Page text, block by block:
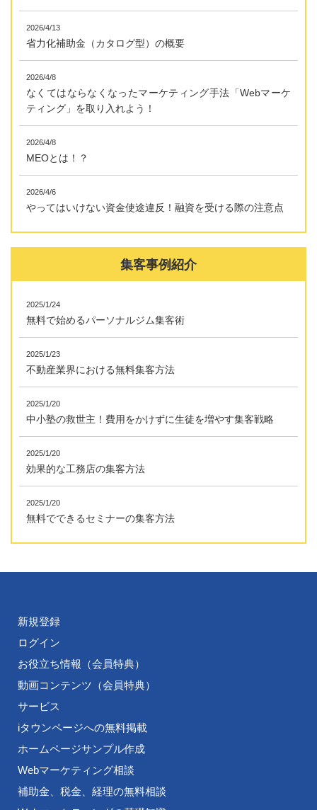
2026/4/13
省力化補助金（カタログ型）の概要
2026/4/8
なくてはならなくなったマーケティング手法「Webマーケ
ティング」を取り入れよう！
2026/4/8
MEOとは！？
2026/4/6
やってはいけない資金使途違反！融資を受ける際の注意点
集客事例紹介
2025/1/24
無料で始めるパーソナルジム集客術
2025/1/23
不動産業界における無料集客方法
2025/1/20
中小塾の救世主！費用をかけずに生徒を増やす集客戦略
2025/1/20
効果的な工務店の集客方法
2025/1/20
無料でできるセミナーの集客方法
新規登録
ログイン
お役立ち情報（会員特典）
動画コンテンツ（会員特典）
サービス
iタウンページへの無料掲載
ホームページサンプル作成
Webマーケティング相談
補助金、税金、経理の無料相談